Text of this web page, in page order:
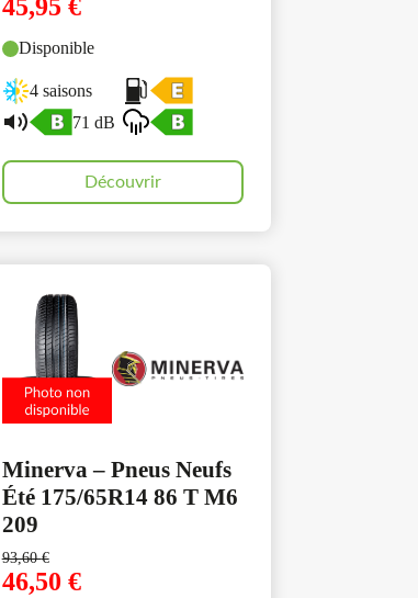
45,95 €
Disponible
4 saisons
71 dB
Découvrir
Minerva – Pneus Neufs
Été 175/65R14 86 T M6
209
93,60€
46,50 €